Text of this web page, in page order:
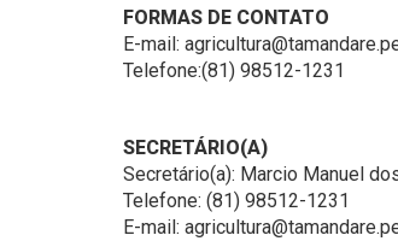
FORMAS DE CONTATO
E-mail:
Telefone:(81) 98512-1231
SECRETÁRIO(A)
Secretário(a): Marcio Manuel
Telefone: (81) 98512-1231
E-mail: